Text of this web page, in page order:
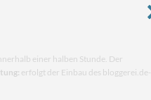
einer halben Stunde. Der
erfolgt der Einbau des bloggerei.de-